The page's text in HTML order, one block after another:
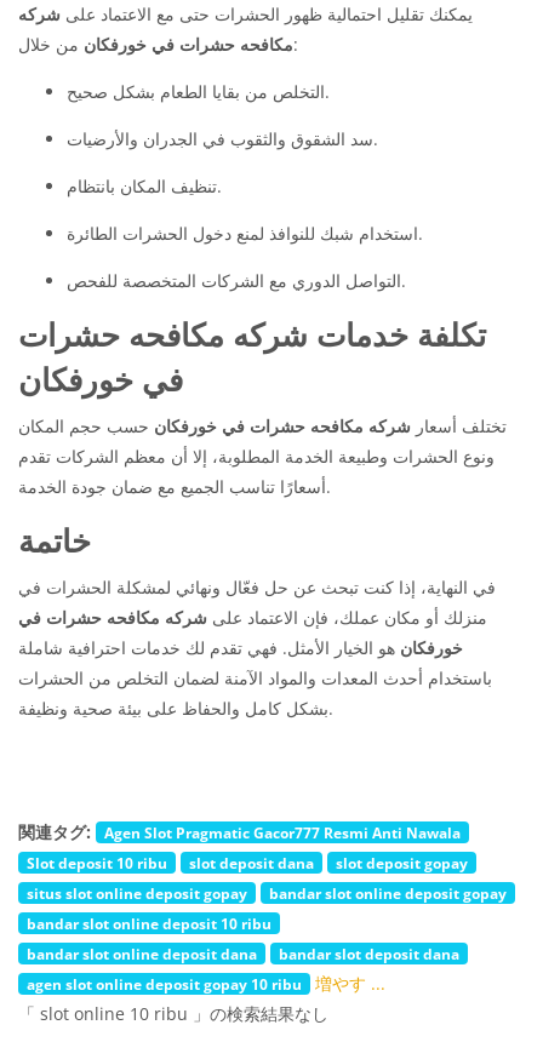
يمكنك تقليل احتمالية ظهور الحشرات حتى مع الاعتماد على شركه
مكافحه حشرات في خورفكانمن خلال:
التخلص من بقايا الطعام بشكل صحيح.
سد الشقوق والثقوب في الجدران والأرضيات.
تنظيف المكان بانتظام.
استخدام شبك للنوافذ لمنع دخول الحشرات الطائرة.
التواصل الدوري مع الشركات المتخصصة للفحص.
تكلفة خدمات شركه مكافحه حشرات
في خورفكان
تختلف أسعار شركه مكافحه حشرات في خورفكان حسب حجم المكان
ونوع الحشرات وطبيعة الخدمة المطلوبة، إلا أن معظم الشركات تقدم
أسعارًا تناسب الجميع مع ضمان جودة الخدمة.
خاتمة
في النهاية، إذا كنت تبحث عن حل فعّال ونهائي لمشكلة الحشرات في
منزلك أو مكان عملك، فإن الاعتماد على شركه مكافحه حشرات في
خورفكان هو الخيار الأمثل. فهي تقدم لك خدمات احترافية شاملة
باستخدام أحدث المعدات والمواد الآمنة لضمان التخلص من الحشرات
بشكل كامل والحفاظ على بيئة صحية ونظيفة.
関連タグ:
Agen Slot Pragmatic Gacor777 Resmi Anti Nawala
Slot deposit 10 ribu
slot deposit dana
slot deposit gopay
situs slot online deposit gopay
bandar slot online deposit gopay
bandar slot online deposit 10 ribu
bandar slot online deposit dana
bandar slot deposit dana
agen slot online deposit gopay 10 ribu
増やす ...
「 slot online 10 ribu 」の検索結果なし